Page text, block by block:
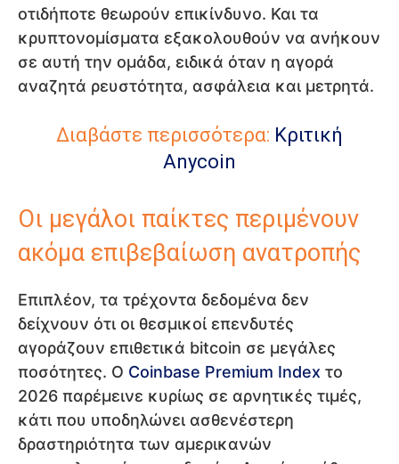
οτιδήποτε θεωρούν επικίνδυνο. Και τα
κρυπτονομίσματα εξακολουθούν να ανήκουν
σε αυτή την ομάδα, ειδικά όταν η αγορά
αναζητά ρευστότητα, ασφάλεια και μετρητά.
Διαβάστε περισσότερα: Κριτική
Anycoin
Οι μεγάλοι παίκτες περιμένουν
ακόμα επιβεβαίωση ανατροπής
Επιπλέον, τα τρέχοντα δεδομένα δεν
δείχνουν ότι οι θεσμικοί επενδυτές
αγοράζουν επιθετικά bitcoin σε μεγάλες
ποσότητες. Ο Coinbase Premium Index το
2026 παρέμεινε κυρίως σε αρνητικές τιμές,
κάτι που υποδηλώνει ασθενέστερη
δραστηριότητα των αμερικανών